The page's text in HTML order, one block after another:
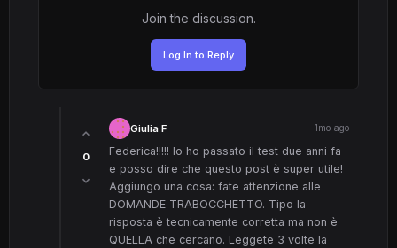
Join the discussion.
Log In to Reply
0
Giulia F 1mo ago
Federica!!!!! Io ho passato il test due anni fa
e posso dire che questo post è super utile!
Aggiungo una cosa: fate attenzione alle
DOMANDE TRABOCCHETTO. Tipo la
risposta è tecnicamente corretta ma non è
QUELLA che cercano. Leggete 3 volte la